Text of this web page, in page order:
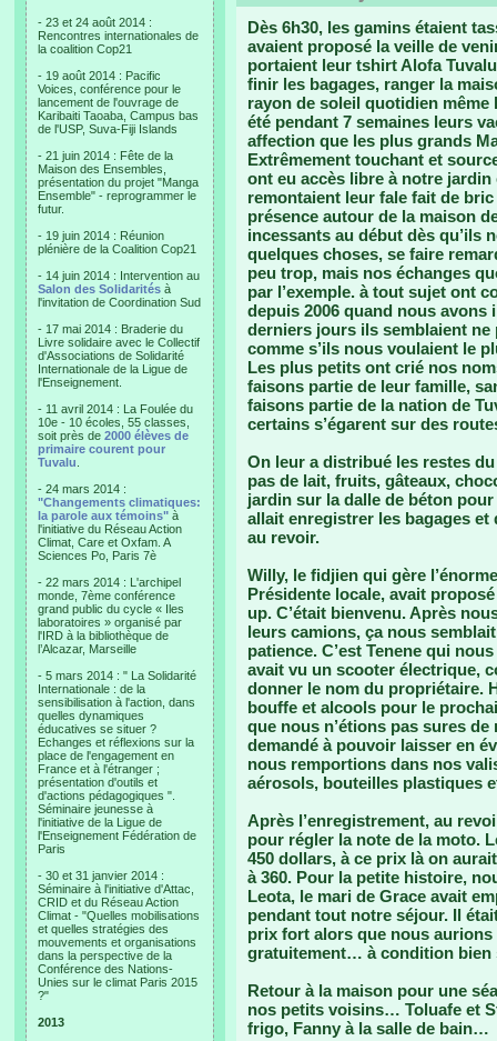
- 23 et 24 août 2014 :
Rencontres internationales de
la coalition Cop21
- 19 août 2014 : Pacific
Voices, conférence pour le
lancement de l'ouvrage de
Karibaiti Taoaba, Campus bas
de l'USP, Suva-Fiji Islands
- 21 juin 2014 : Fête de la
Maison des Ensembles,
présentation du projet "Manga
Ensemble" - reprogrammer le
futur.
- 19 juin 2014 : Réunion
plénière de la Coalition Cop21
- 14 juin 2014 : Intervention au
Salon des Solidarités à
l'invitation de Coordination Sud
- 17 mai 2014 : Braderie du
Livre solidaire avec le Collectif
d'Associations de Solidarité
Internationale de la Ligue de
l'Enseignement.
- 11 avril 2014 : La Foulée du
10e - 10 écoles, 55 classes,
soit près de 2000 élèves de
primaire courent pour
Tuvalu
- 24 mars 2014 :
"Changements climatiques:
la parole aux témoins" à
l'initiative du Réseau Action
Climat, Care et Oxfam. A
Sciences Po, Paris 7è
- 22 mars 2014 : L'archipel
monde, 7ème conférence
grand public du cycle « Iles
laboratoires » organisé par
l'IRD à la bibliothèque de
l’Alcazar, Marseille
- 5 mars 2014 : " La Solidarité
Internationale : de la
sensibilisation à l'action, dans
quelles dynamiques
éducatives se situer ?
Echanges et réflexions sur la
place de l'engagement en
France et à l'étranger ;
présentation d'outils et
d'actions pédagogiques ".
Séminaire jeunesse à
l'initiative de la Ligue de
l'Enseignement Fédération de
Paris
- 30 et 31 janvier 2014 :
Séminaire à l'initiative d'Attac,
CRID et du Réseau Action
Climat - "Quelles mobilisations
et quelles stratégies des
mouvements et organisations
dans la perspective de la
Conférence des Nations-
Unies sur le climat Paris 2015
?"
2013
Dès 6h30, les gamins étaient
avaient proposé la veille de
portaient leur tshirt Alofa
finir les bagages, ranger la
rayon de soleil quotidien même
été pendant 7 semaines leurs
affection que les plus grands
Extrêmement touchant et
ont eu accès libre à notre
remontaient leur fale fait de
présence autour de la maison
incessants au début dès qu’ils
quelques choses, se faire
peu trop, mais nos échanges
par l’exemple. à tout sujet ont
depuis 2006 quand nous avons
derniers jours ils semblaient
comme s’ils nous voulaient le
Les plus petits ont crié nos
faisons partie de leur famille,
faisons partie de la nation de
certains s’égarent sur des
On leur a distribué les restes
pas de lait, fruits, gâteaux,
jardin sur la dalle de béton
allait enregistrer les bagages et
au revoir.
Willy, le fidjien qui gère
Présidente locale, avait
up. C’était bienvenu. Après
leurs camions, ça nous
patience. C’est Tenene qui
avait vu un scooter électrique,
donner le nom du propriétaire.
bouffe et alcools pour le
que nous n’étions pas sures
demandé à pouvoir laisser en
nous remportions dans nos
aérosols, bouteilles plastiques
Après l’enregistrement, au
pour régler la note de la moto.
450 dollars, à ce prix là on
à 360. Pour la petite histoire,
Leota, le mari de Grace avait
pendant tout notre séjour. Il
prix fort alors que nous
gratuitement… à condition bien
Retour à la maison pour une
nos petits voisins… Toluafe et
frigo, Fanny à la salle de bain…